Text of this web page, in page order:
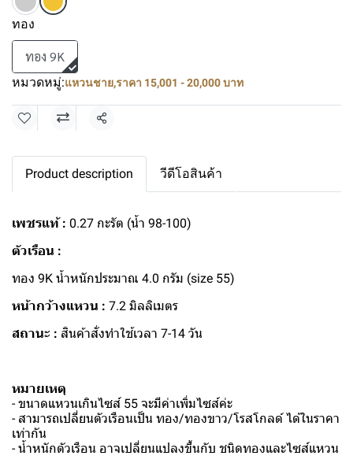
ทอง
ทอง 9K
หมวดหมู่:แหวนชาย,ราคา 15,001 - 20,000 บาท
แชร์
Product description วีดีโอสินค้า
เพชรแท้ : 0.27 กะรัต (น้ำ 98-100)
ตัวเรือน :
ทอง 9K น้ำหนักประมาณ 4.0 กรัม (size 55)
หน้ากว้างแหวน : 7.2 มิลลิเมตร
สถานะ : สินค้าสั่งทำใช้เวลา 7-14 วัน
หมายเหตุ
- ขนาดแหวนเกินไซส์ 55 จะมีค่าเพิ่มไซส์ค่ะ
- สามารถเปลี่ยนตัวเรือนเป็น ทอง/ทองขาว/โรสโกลด์ ได้ในราคา
เท่ากัน
- น้ำหนักตัวเรือน อาจเปลี่ยนแปลงขึ้นกับ ชนิดทองและไซส์แหวน